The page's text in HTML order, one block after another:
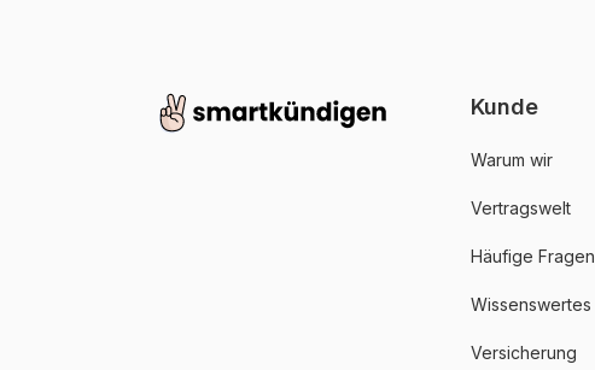
Kunde
Warum wir
Vertragswelt
Häufige Fragen
Wissenswertes
Versicherung